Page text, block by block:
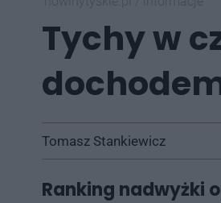
Tychy w
Tomasz Stankiewicz
Ranking nadwyżki